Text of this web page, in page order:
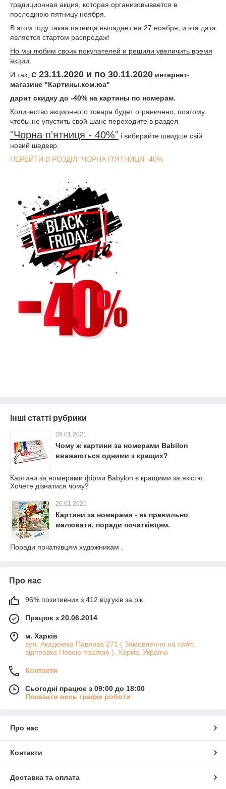
традиционная акция, которая организовывается в
последнюю пятницу ноября.
В этом году такая пятница выпадает на 27 ноября, и эта дата
является стартом распродаж!
Но мы любим своих покупателей и решили увеличить время
акции.
И так, с 23.11.2020 и по 30.11.2020 интернет-
магазине "Картины.ком.юа"
дарит скидку до -40% на картины по номерам.
Количество акционного товара будет ограничено, поэтому
чтобы не упустить свой шанс переходите в раздел
"Чорна п'ятниця - 40%" і вибирайте швидше свій
новий шедевр.
ПЕРЕЙТИ В РОЗДІЛ "ЧОРНА П'ЯТНИЦЯ -40%
Інші статті рубрики
26.01.2021
Чому ж картини за номерами Babilon
вважаються одними з кращих?
Картини за номерами фірми Babylon є кращими за якістю.
Хочете дізнатися чому?
26.01.2021
Картини за номерами - як правильно
малювати, поради початківцям.
Поради початківцям художникам .
Про нас
96% позитивних з 412 відгуків за рік
Працює з 20.06.2014
м. Харків
вул. Академіка Павлова 271 ( Замовлення на сайті,
відправка Новою поштою ), Харків, Україна
Контакти
Сьогодні працює з 09:00 до 18:00
Показати весь графік роботи
Про нас
Контакти
Доставка та оплата